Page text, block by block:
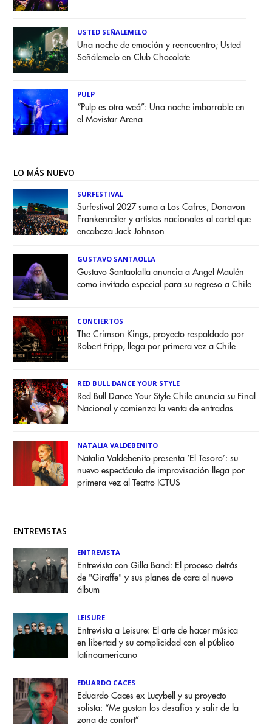
USTED SEÑALEMELO
Una noche de emoción y reencuentro; Usted
Señálemelo en Club Chocolate
PULP
“Pulp es otra weá”: Una noche imborrable en
el Movistar Arena
LO MÁS NUEVO
SURFESTIVAL
Surfestival 2027 suma a Los Cafres, Donavon
Frankenreiter y artistas nacionales al cartel que
encabeza Jack Johnson
GUSTAVO SANTAOLLA
Gustavo Santaolalla anuncia a Angel Maulén
como invitado especial para su regreso a Chile
CONCIERTOS
The Crimson Kings, proyecto respaldado por
Robert Fripp, llega por primera vez a Chile
RED BULL DANCE YOUR STYLE
Red Bull Dance Your Style Chile anuncia su Final
Nacional y comienza la venta de entradas
NATALIA VALDEBENITO
Natalia Valdebenito presenta ‘El Tesoro’: su
nuevo espectáculo de improvisación llega por
primera vez al Teatro ICTUS
ENTREVISTAS
ENTREVISTA
Entrevista con Gilla Band: El proceso detrás
de "Giraffe" y sus planes de cara al nuevo
álbum
LEISURE
Entrevista a Leisure: El arte de hacer música
en libertad y su complicidad con el público
latinoamericano
EDUARDO CACES
Eduardo Caces ex Lucybell y su proyecto
solista: “Me gustan los desafíos y salir de la
zona de confort”